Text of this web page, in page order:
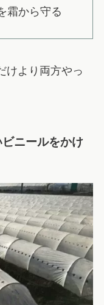
霜から守る
けより 両方やっ
ニールをかけ